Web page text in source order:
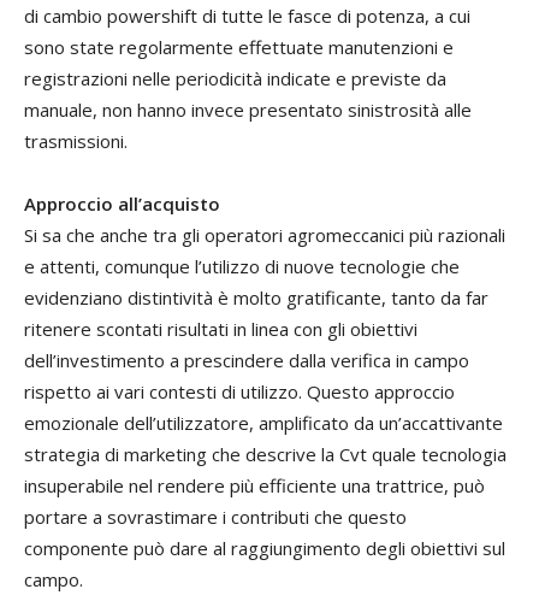
di cambio powershift di tutte le fasce di potenza, a cui
sono state regolarmente effettuate manutenzioni e
registrazioni nelle periodicità indicate e previste da
manuale, non hanno invece presentato sinistrosità alle
trasmissioni.
Approccio all’acquisto
Si sa che anche tra gli operatori agromeccanici più razionali
e attenti, comunque l’utilizzo di nuove tecnologie che
evidenziano distintività è molto gratificante, tanto da far
ritenere scontati risultati in linea con gli obiettivi
dell’investimento a prescindere dalla verifica in campo
rispetto ai vari contesti di utilizzo. Questo approccio
emozionale dell’utilizzatore, amplificato da un’accattivante
strategia di marketing che descrive la Cvt quale tecnologia
insuperabile nel rendere più efficiente una trattrice, può
portare a sovrastimare i contributi che questo
componente può dare al raggiungimento degli obiettivi sul
campo.